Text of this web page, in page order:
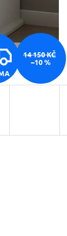
Z
D
14 150 KČ
–10 %
2 670 Kč